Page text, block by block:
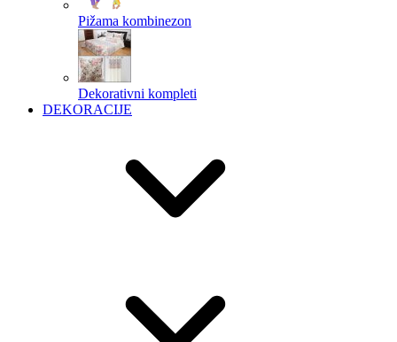
Pižama kombinezon
Dekorativni kompleti
DEKORACIJE